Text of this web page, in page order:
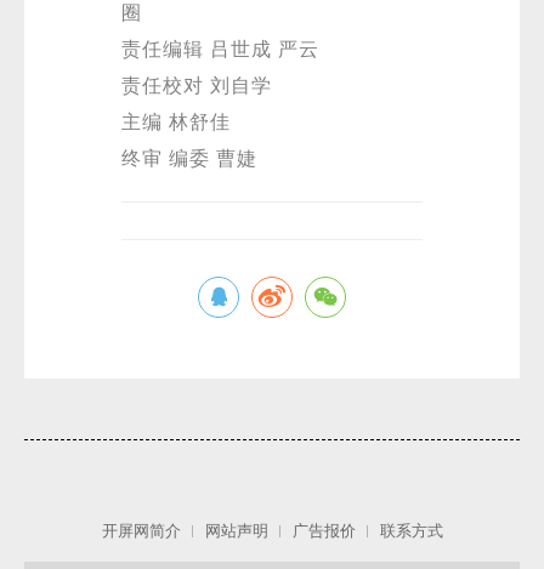
圈
责任编辑 吕世成 严云
责任校对 刘自学
主编 林舒佳
终审 编委 曹婕
开屏网简介 网站声明 广告报价 联系方式